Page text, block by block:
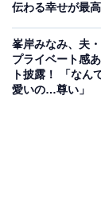
伝わる幸せが最高
峯岸みなみ、夫
プライベート感
ト披露！ 「なん
愛いの…尊い」